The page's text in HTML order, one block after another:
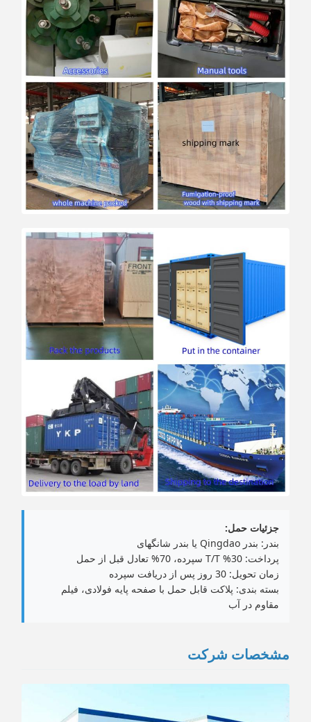
جزئیات حمل:
بندر: بندر Qingdao یا بندر شانگهای
پرداخت: 30% T/T سپرده، 70% تعادل قبل از حمل
زمان تحویل: 30 روز پس از دریافت سپرده
بسته بندی: پلاکت قابل حمل با صفحه پایه فولادی، فیلم
مقاوم در آب
مشخصات شرکت